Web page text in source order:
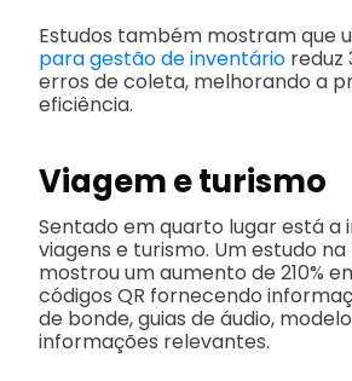
Estudos também mostram que
para gestão de inventário reduz
erros de coleta, melhorando a
eficiência.
Viagem e turismo
Sentado em quarto lugar está a
viagens e turismo. Um estudo na
mostrou um aumento de 210%
códigos QR fornecendo
de bonde, guias de áudio,
informações relevantes.